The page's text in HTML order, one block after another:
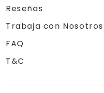
Reseñas
Trabaja con Nosotros
FAQ
T&C